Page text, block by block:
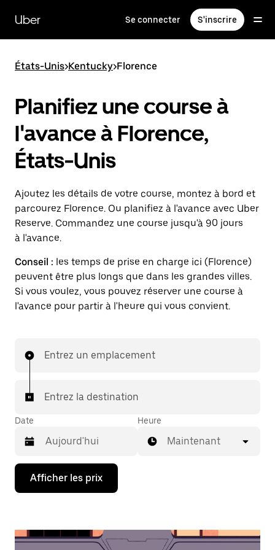
contenu
principal
Uber Se connecter S'inscrire
États-Unis>Kentucky>Florence
Planifiez une course à
l'avance à Florence,
États-Unis
Ajoutez les détails de votre course, montez à bord et
parcourez Florence. Ou planifiez à l'avance avec Uber
Reserve. Commandez une course jusqu'à 90 jours
à l'avance.
Conseil : les temps de prise en charge ici (Florence)
peuvent être plus longs que dans les grandes villes.
Si vous voulez, vous pouvez réserver une course à
l'avance pour partir à l'heure qui vous convient.
Entrez un emplacement
Entrez la destination
Date
Appuyez
la
bas
Heure
Maintenant
Afficher les prix